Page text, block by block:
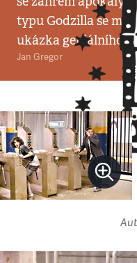
typu Godzilla se
ukázka geniálního
Jan Gregor